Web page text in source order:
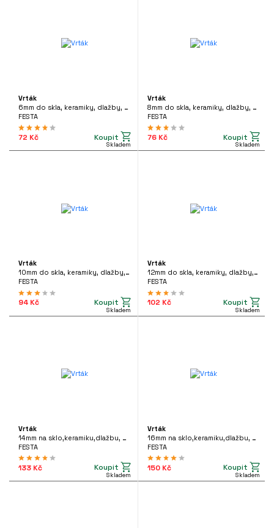
Vrták
6mm do skla, keramiky, dlažby, 24782
FESTA
72 Kč Koupit
Skladem
Vrták
8mm do skla, keramiky, dlažby, 24783
FESTA
76 Kč Koupit
Skladem
Vrták
10mm do skla, keramiky, dlažby, 24784
FESTA
94 Kč Koupit
Skladem
Vrták
12mm do skla, keramiky, dlažby, 24785
FESTA
102 Kč Koupit
Skladem
Vrták
14mm na sklo,keramiku,dlažbu, 24786
FESTA
133 Kč Koupit
Skladem
Vrták
16mm na sklo,keramiku,dlažbu, 24787
FESTA
150 Kč Koupit
Skladem